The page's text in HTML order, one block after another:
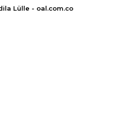
Lülle - oal.com.co